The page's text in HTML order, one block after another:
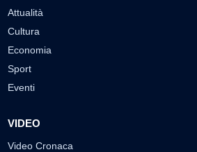
Attualità
Cultura
Economia
Sport
Eventi
VIDEO
Video Cronaca